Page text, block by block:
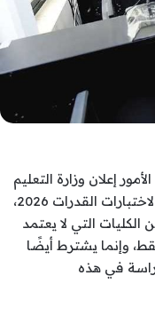
إعلان وزارة التعليم
العالي والبحث العلمي الجدول الرسمي لاختبارات القدرات 2026،
الكليات التي لا يعتمد
وإنما يشترط أيضًا
في هذه